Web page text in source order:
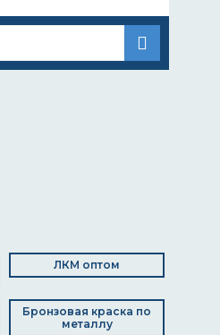
ЛКМ оптом
Бронзовая краска по
металлу